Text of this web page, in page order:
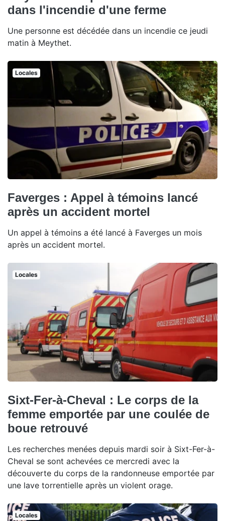
dans l'incendie d'une ferme
Une personne est décédée dans un incendie ce jeudi
matin à Meythet.
Locales
Faverges : Appel à témoins lancé
après un accident mortel
Un appel à témoins a été lancé à Faverges un mois
après un accident mortel.
Locales
Sixt-Fer-à-Cheval : Le corps de la
femme emportée par une coulée de
boue retrouvé
Les recherches menées depuis mardi soir à Sixt-Fer-à-
Cheval se sont achevées ce mercredi avec la
découverte du corps de la randonneuse emportée par
une lave torrentielle après un violent orage.
Locales